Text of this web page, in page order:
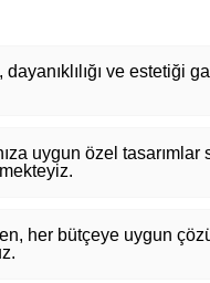
ve estetiği
uygun özel
her bütçeye uygun